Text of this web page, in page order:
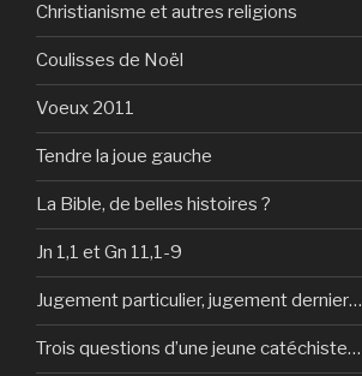
Christianisme et autres religions
Coulisses de Noël
Voeux 2011
Tendre la joue gauche
La Bible, de belles histoires ?
Jn 1,1 et Gn 11,1-9
Jugement particulier, jugement dernier…
Trois questions d’une jeune catéchiste…